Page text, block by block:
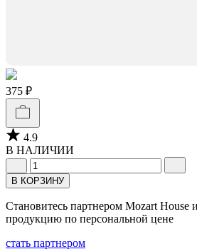
375 ₽
4.9
В НАЛИЧИИ
В КОРЗИНУ
Становитесь партнером Mozart House
продукцию по персональной цене
стать партнером